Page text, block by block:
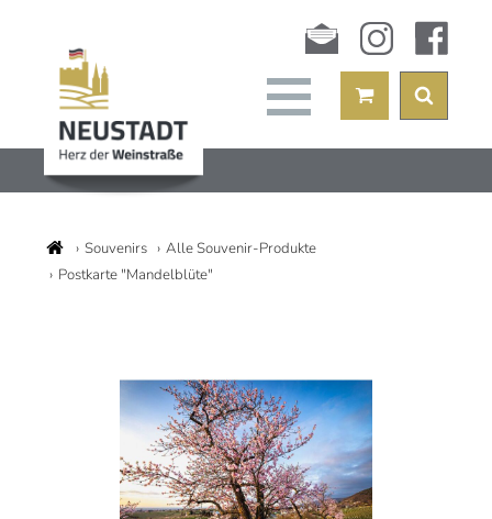
Newsletterinstagramfacebook
Souvenirs
Alle Souvenir-Produkte
Postkarte "Mandelblüte"